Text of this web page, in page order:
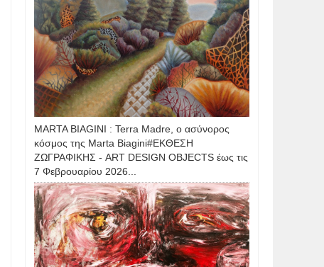
MARTA BIAGINI : Terra Madre, ο ασύνορος
κόσμος της Marta Biagini#ΕΚΘΕΣΗ
ΖΩΓΡΑΦΙΚΗΣ - ART DESIGN OBJECTS έως τις
7 Φεβρουαρίου 2026...